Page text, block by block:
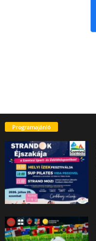
Programajánló